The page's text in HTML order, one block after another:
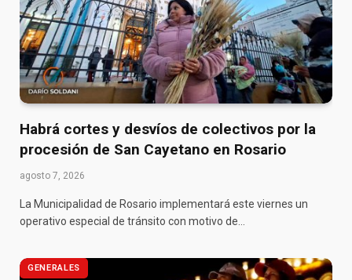
Habrá cortes y desvíos de colectivos por la
procesión de San Cayetano en Rosario
agosto 7, 2026
La Municipalidad de Rosario implementará este viernes un
operativo especial de tránsito con motivo de…
GENERALES